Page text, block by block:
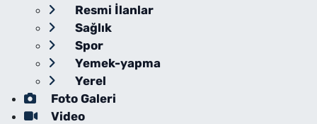
Resmi İlanlar
Sağlık
Spor
Yemek-yapma
Yerel
Foto Galeri
Video